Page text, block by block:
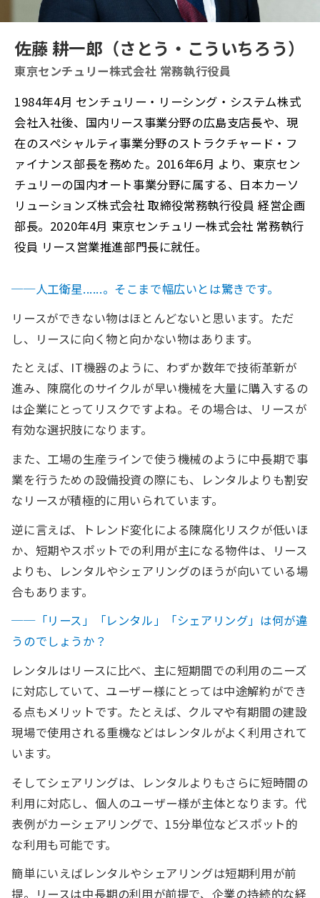
佐藤 耕一郎（さとう・こういちろう）
東京センチュリー株式会社 常務執行役員
1984年4月 センチュリー・リーシング・システム株式
会社入社後、国内リース事業分野の広島支店長や、現
在のスペシャルティ事業分野のストラクチャード・フ
ァイナンス部長を務めた。2016年6月 より、東京セン
チュリーの国内オート事業分野に属する、日本カーソ
リューションズ株式会社 取締役常務執行役員 経営企画
部長。2020年4月 東京センチュリー株式会社 常務執行
役員 リース営業推進部門長に就任。
──人工衛星......。そこまで幅広いとは驚きです。
リースができない物はほとんどないと思います。ただ
し、リースに向く物と向かない物はあります。
たとえば、IT機器のように、わずか数年で技術革新が
進み、陳腐化のサイクルが早い機械を大量に購入するの
は企業にとってリスクですよね。その場合は、リースが
有効な選択肢になります。
また、工場の生産ラインで使う機械のように中長期で事
業を行うための設備投資の際にも、レンタルよりも割安
なリースが積極的に用いられています。
逆に言えば、トレンド変化による陳腐化リスクが低いほ
か、短期やスポットでの利用が主になる物件は、リース
よりも、レンタルやシェアリングのほうが向いている場
合もあります。
──「リース」「レンタル」「シェアリング」は何が違
うのでしょうか？
レンタルはリースに比べ、主に短期間での利用のニーズ
に対応していて、ユーザー様にとっては中途解約ができ
る点もメリットです。たとえば、クルマや有期間の建設
現場で使用される重機などはレンタルがよく利用されて
います。
そしてシェアリングは、レンタルよりもさらに短時間の
利用に対応し、個人のユーザー様が主体となります。代
表例がカーシェアリングで、15分単位などスポット的
な利用も可能です。
簡単にいえばレンタルやシェアリングは短期利用が前
提。リースは中長期の利用が前提で、企業の持続的な経